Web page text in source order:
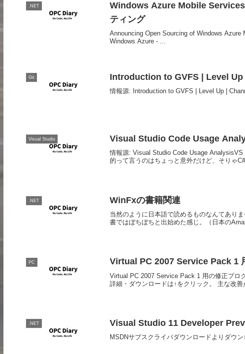
.NET
Windows Azure Mobile
ティング
Announcing Open Sourcing of Windows
Windows Azure - ...
Git Introduction to GVFS | Level Up
情報源: Introduction to GVFS | Level Up |
Visual Studio Visual Studio Code Usage
情報源: Visual Studio Code Usage
的って言うのはちょっと意外だけど、そりゃ
.NET WinFxの書籍関連
当然のように日本語で読めるものなんてあり
書ではぼちぼちと出始めた感じ。（日本の
PC Virtual PC 2007 Service Pack 1
Virtual PC 2007 Service Pack 1 用の修正プロ
詳細・ダウンロードは↑をクリック。 主な改
.NET Visual Studio 11 Developer
MSDNサブスクライバダウンロードよりダウン